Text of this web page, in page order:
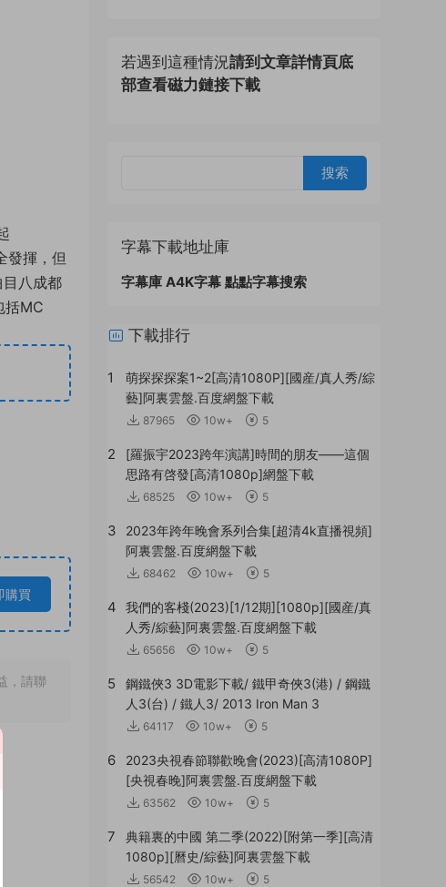
發揮，但
八成都
括MC
購買
，請聯
若遇到這種情況請到文章詳情頁底
部查看磁力鏈接下載
字幕下載地址庫
字幕庫 A4K字幕 點點字幕搜索
下載排行
1
萌探探探案1~2[高清1080P][國産/真人秀/綜
藝]阿裏雲盤.百度網盤下載
87965 10w+ 5
2
[羅振宇2023跨年演講]時間的朋友——這個
思路有啓發[高清1080p]網盤下載
68525 10w+ 5
3
2023年跨年晚會系列合集[超清4k直播視頻]
阿裏雲盤.百度網盤下載
68462 10w+ 5
4
我們的客棧(2023)[1/12期][1080p][國産/真
人秀/綜藝]阿裏雲盤.百度網盤下載
65656 10w+ 5
5
鋼鐵俠3 3D電影下載/ 鐵甲奇俠3(港) / 鋼鐵
人3(台) / 鐵人3/ 2013 Iron Man 3
64117 10w+ 5
6
2023央視春節聯歡晚會(2023)[高清1080P]
[央視春晚]阿裏雲盤.百度網盤下載
63562 10w+ 5
7
典籍裏的中國 第二季(2022)[附第一季][高清
1080p][曆史/綜藝]阿裏雲盤下載
56542 10w+ 5